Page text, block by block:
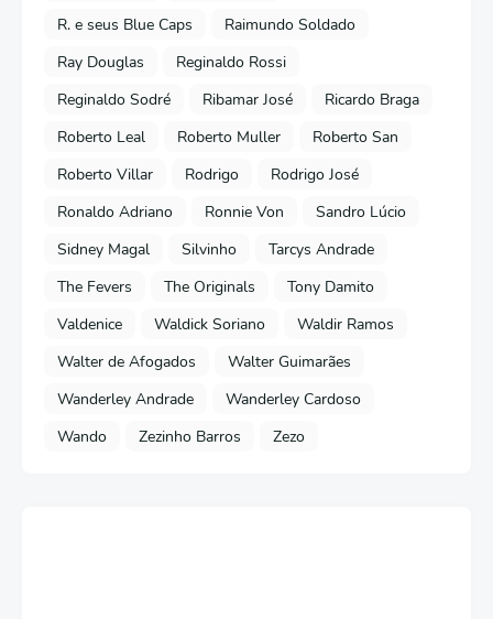
R. e seus Blue Caps
Raimundo Soldado
Ray Douglas
Reginaldo Rossi
Reginaldo Sodré
Ribamar José
Ricardo Braga
Roberto Leal
Roberto Muller
Roberto San
Roberto Villar
Rodrigo
Rodrigo José
Ronaldo Adriano
Ronnie Von
Sandro Lúcio
Sidney Magal
Silvinho
Tarcys Andrade
The Fevers
The Originals
Tony Damito
Valdenice
Waldick Soriano
Waldir Ramos
Walter de Afogados
Walter Guimarães
Wanderley Andrade
Wanderley Cardoso
Wando
Zezinho Barros Zezo